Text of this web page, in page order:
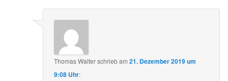
Thomas Walterschriebam21. Dezember 2019 um
9:08 Uhr: